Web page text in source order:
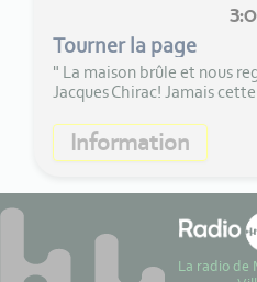
Tourner la page
" La maison brûle et nous
Jacques Chirac! Jamais
Information
La radio de